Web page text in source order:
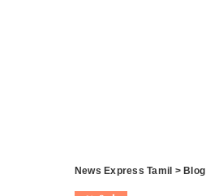
News Express Tamil > Blog